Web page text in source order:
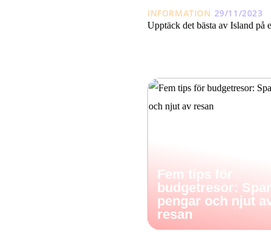
INFORMATION 29/11/2023
Upptäck det bästa av Island på
Fem tips för
budgetresor:
pengar och njut
resan